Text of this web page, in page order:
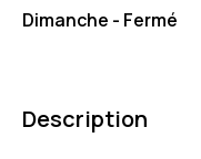
Dimanche - Fermé
Description